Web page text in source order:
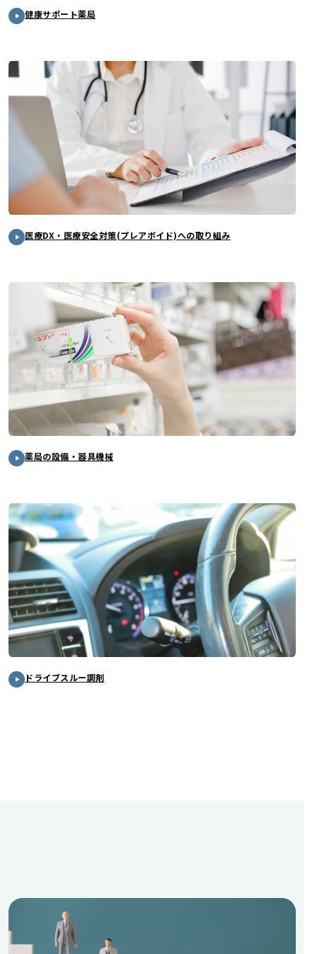
健康サポート薬局
医療DX・医療安全対策(プレアボイド)への取り組み
薬局の設備・器具機械
ドライブスルー調剤